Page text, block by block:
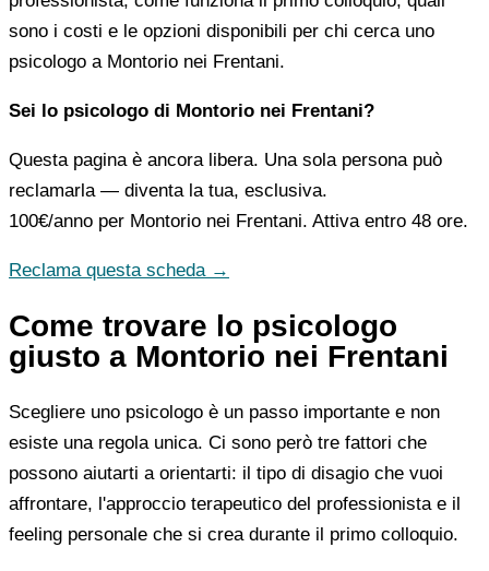
sono i costi e le opzioni disponibili per chi cerca uno
psicologo a Montorio nei Frentani.
Sei lo psicologo di Montorio nei Frentani?
Questa pagina è ancora libera. Una sola persona può
reclamarla — diventa la tua, esclusiva.
100€/anno per Montorio nei Frentani. Attiva entro 48 ore.
Reclama questa scheda →
Come trovare lo psicologo
giusto a Montorio nei Frentani
Scegliere uno psicologo è un passo importante e non
esiste una regola unica. Ci sono però tre fattori che
possono aiutarti a orientarti: il tipo di disagio che vuoi
affrontare, l'approccio terapeutico del professionista e il
feeling personale che si crea durante il primo colloquio.